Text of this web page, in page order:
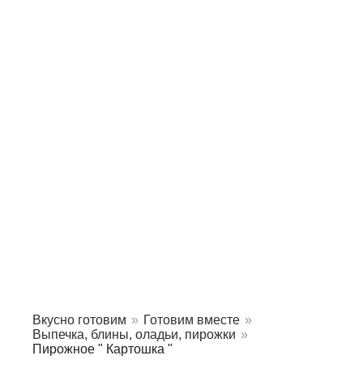
Вкусно готовим » Готовим вместе »
Выпечка, блины, оладьи, пирожки »
Пирожное " Картошка "